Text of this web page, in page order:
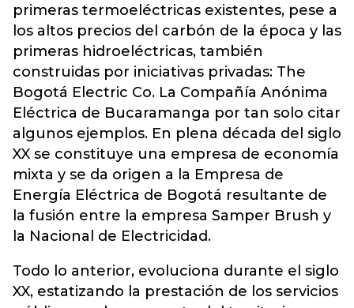
primeras termoeléctricas existentes, pese a
los altos precios del carbón de la época y las
primeras hidroeléctricas, también
construidas por iniciativas privadas: The
Bogotá Electric Co. La Compañía Anónima
Eléctrica de Bucaramanga por tan solo citar
algunos ejemplos. En plena década del siglo
XX se constituye una empresa de economía
mixta y se da origen a la Empresa de
Energía Eléctrica de Bogotá resultante de
la fusión entre la empresa Samper Brush y
la Nacional de Electricidad.
Todo lo anterior, evoluciona durante el siglo
XX, estatizando la prestación de los servicios